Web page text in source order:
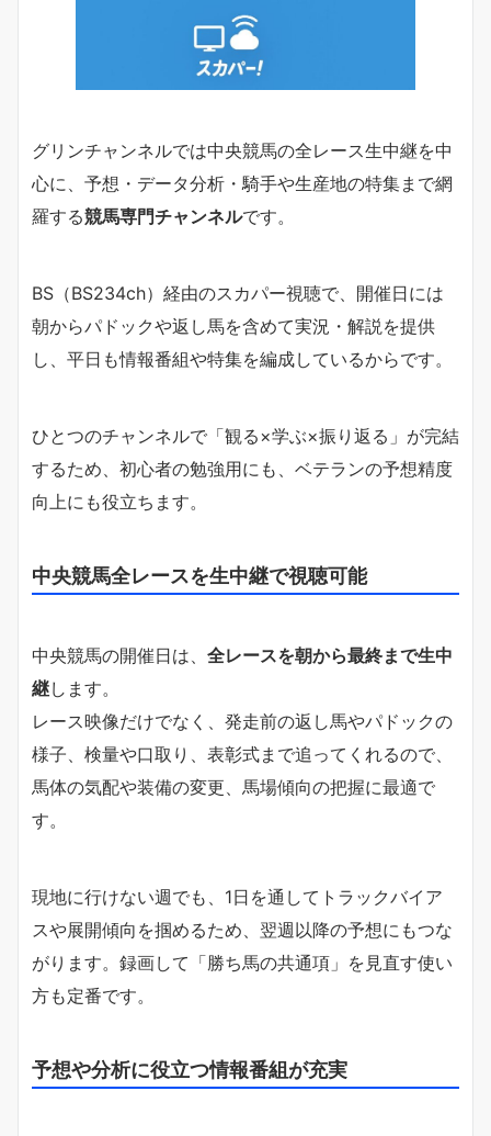
グリンチャンネルでは中央競馬の全レース生中継を中
心に、予想・データ分析・騎手や生産地の特集まで網
羅する競馬専門チャンネルです。
BS（BS234ch）経由のスカパー視聴で、開催日には
朝からパドックや返し馬を含めて実況・解説を提供
し、平日も情報番組や特集を編成しているからです。
ひとつのチャンネルで「観る×学ぶ×振り返る」が完結
するため、初心者の勉強用にも、ベテランの予想精度
向上にも役立ちます。
中央競馬全レースを生中継で視聴可能
中央競馬の開催日は、 全レースを朝から最終まで生中
継します。
レース映像だけでなく、発走前の返し馬やパドックの
様子、検量や口取り、表彰式まで追ってくれるので、
馬体の気配や装備の変更、馬場傾向の把握に最適で
す。
現地に行けない週でも、1日を通してトラックバイア
スや展開傾向を掴めるため、翌週以降の予想にもつな
がります。録画して「勝ち馬の共通項」を見直す使い
方も定番です。
予想や分析に役立つ情報番組が充実